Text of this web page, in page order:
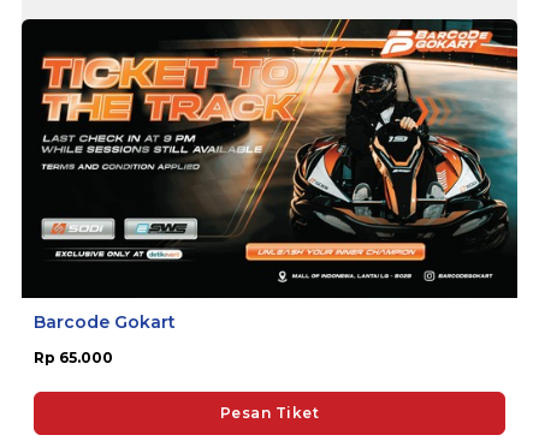
Barcode Gokart
Rp 65.000
Pesan Tiket